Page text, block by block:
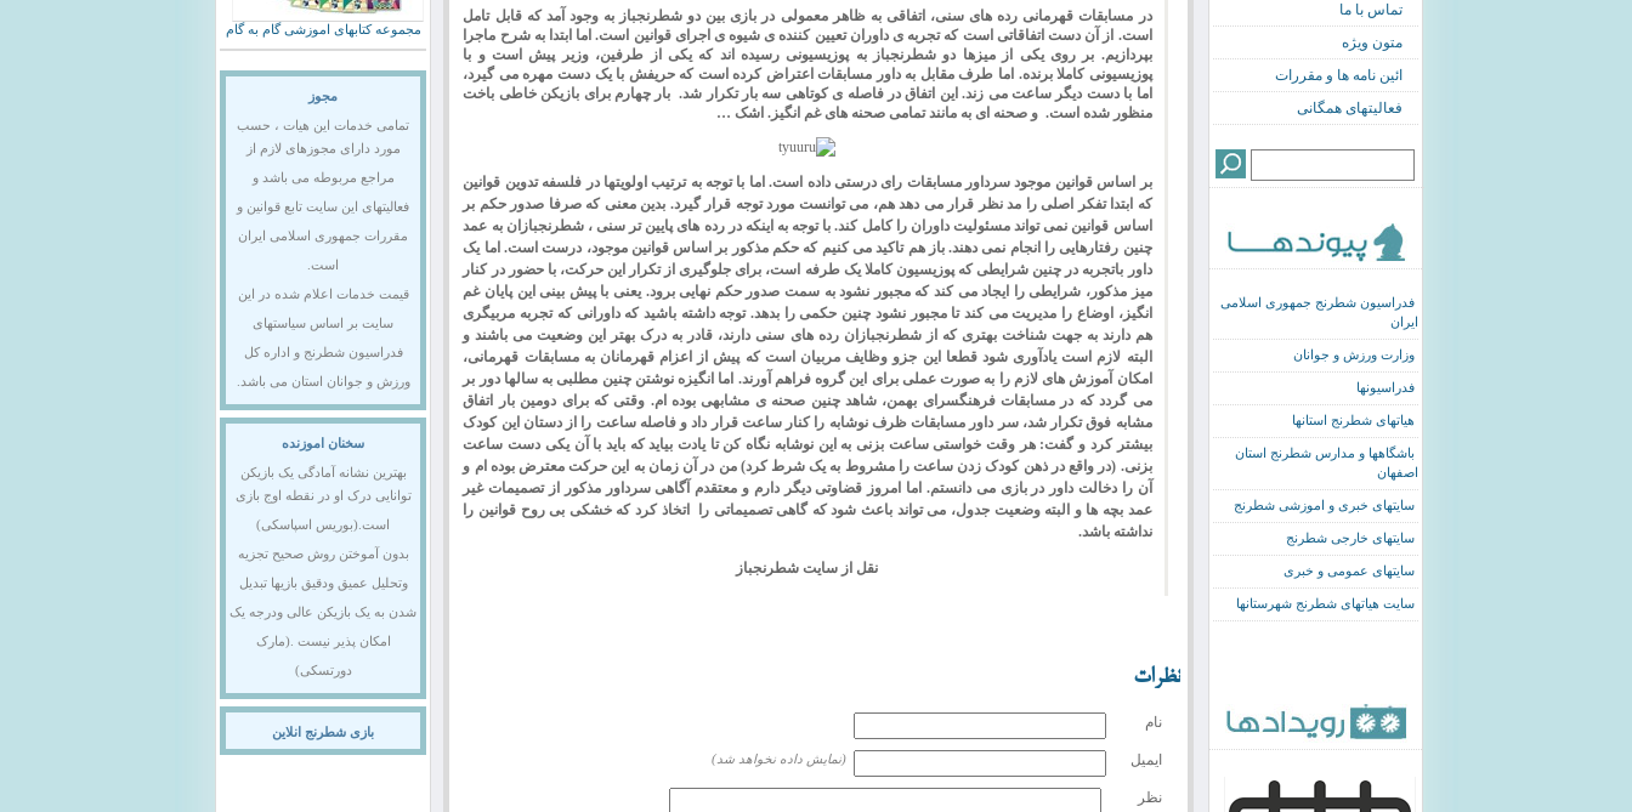
تماس با ما
متون ویژه
ائین نامه ها و مقررات
فعالیتهای همگانی
فدراسیون شطرنج جمهوری اسلامی
ایران
وزارت ورزش و جوانان
فدراسیونها
هیاتهای شطرنج استانها
باشگاهها و مدارس شطرنج استان
اصفهان
سایتهای خبری و اموزشی شطرنج
سایتهای خارجی شطرنج
سایتهای عمومی و خبری
سایت هیاتهای شطرنج شهرستانها
در مسابقات قهرمانی رده های سنی، اتفاقی به ظاهر معمولی در بازی بین دو شطرنجباز به وجود آمد که قابل تامل
است. از آن دست اتفاقاتی است که تجربه ی داوران تعیین کننده ی شیوه ی اجرای قوانین است. اما ابتدا به شرح ماجرا
بپردازیم. بر روی یکی از میزها دو شطرنجباز به پوزیسیونی رسیده اند که یکی از طرفین، وزیر پیش است و با
پوزیسیونی کاملا برنده. اما طرف مقابل به داور مسابقات اعتراض کرده است که حریفش با یک دست مهره می گیرد،
اما با دست دیگر ساعت می زند. این اتفاق در فاصله ی کوتاهی سه بار تکرار شد. بار چهارم برای بازیکن خاطی باخت
منظور شده است. و صحنه ای به مانند تمامی صحنه های غم انگیز. اشک …
بر اساس قوانین موجود سرداور مسابقات رای درستی داده است. اما با توجه به ترتیب اولویتها در فلسفه تدوین قوانین
که ابتدا تفکر اصلی را مد نظر قرار می دهد هم، می توانست مورد توجه قرار گیرد. بدین معنی که صرفا صدور حکم بر
اساس قوانین نمی تواند مسئولیت داوران را کامل کند. با توجه به اینکه در رده های پایین تر سنی،شطرنجبازان به عمد
چنین رفتارهایی را انجام نمی دهند. باز هم تاکید می کنیم که حکم مذکور بر اساس قوانین موجود، درست است. اما یک
داور باتجربه در چنین شرایطی که پوزیسیون کاملا یک طرفه است، برای جلوگیری از تکرار این حرکت، با حضور در کنار
میز مذکور، شرایطی را ایجاد می کند که مجبور نشود به سمت صدور حکم نهایی برود. یعنی با پیش بینی این پایان غم
انگیز، اوضاع را مدیریت می کند تا مجبور نشود چنین حکمی را بدهد. توجه داشته باشید که داورانی که تجربه مربیگری
هم دارند به جهت شناخت بهتری که از شطرنجبازان رده های سنی دارند، قادر به درک بهتر این وضعیت می باشند و
البته لازم است یادآوری شود قطعا این جزو وظایف مربیان است که پیش از اعزام قهرمانان به مسابقات قهرمانی،
امکان آموزش های لازم را به صورت عملی برای این گروه فراهم آورند. اما انگیزه نوشتن چنین مطلبی به سالها دور بر
می گردد که در مسابقات فرهنگسرای بهمن، شاهد چنین صحنه ی مشابهی بوده ام. وقتی که برای دومین بار اتفاق
مشابه فوق تکرار شد، سر داور مسابقات ظرف نوشابه را کنار ساعت قرار داد و فاصله ساعت را از دستان این کودک
بیشتر کرد و گفت: هر وقت خواستی ساعت بزنی به این نوشابه نگاه کن تا یادت بیاید که باید با آن یکی دست ساعت
بزنی. (در واقع در ذهن کودک زدن ساعت را مشروط به یک شرط کرد) من در آن زمان به این حرکت معترض بوده ام و
آن را دخالت داور در بازی می دانستم. اما امروز قضاوتی دیگر دارم و معتقدم آگاهی سرداور مذکور از تصمیمات غیر
عمد بچه ها و البته وضعیت جدول، می تواند باعث شود که گاهی تصمیماتی را اتخاذ کرد که خشکی بی روح قوانین را
نداشته باشد.
نقل از سایت شطرنجباز
نظرات
نام
ایمیل (نمایش داده نخواهد شد)
نظر
مجموعه کتابهای اموزشی گام به گام
مجوز
تمامی خدمات این هیات ، حسب
مورد دارای مجوزهای لازم از
مراجع مربوطه می باشد و
فعالیتهای این سایت تابع قوانین و
مقررات جمهوری اسلامی ایران
است.
قیمت خدمات اعلام شده در این
سایت بر اساس سیاستهای
فدراسیون شطرنج و اداره کل
ورزش و جوانان استان می باشد.
سخنان اموزنده
بهترین نشانه آمادگی یک بازیکن
توانایی درک او در نقطه اوج بازی
است.(بوریس اسپاسکی)
بدون آموختن روش صحیح تجزیه
وتحلیل عمیق ودقیق بازیها تبدیل
شدن به یک بازیکن عالی ودرجه یک
امکان پذیر نیست .(مارک
دورتسکی)
بازی شطرنج انلاین